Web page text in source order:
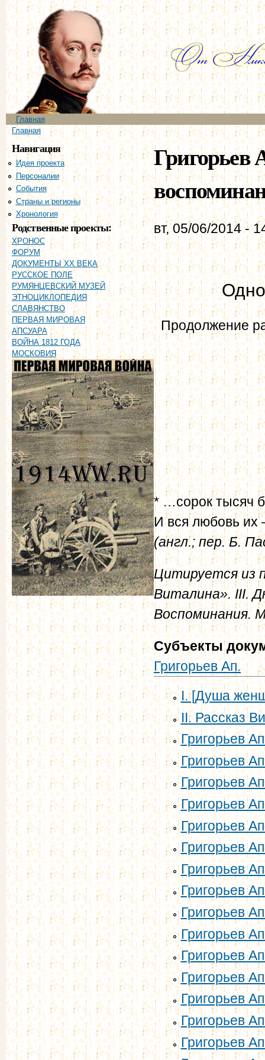
Главное меню
Главная
Вы здесь
Главная
Навигация
Идея проекта
Персоналии
События
Страны и регионы
Хронология
Родственные проекты:
ХРОНОС
ФОРУМ
ДОКУМЕНТЫ XX ВЕКА
РУССКОЕ ПОЛЕ
РУМЯНЦЕВСКИЙ МУЗЕЙ
ЭТНОЦИКЛОПЕДИЯ
СЛАВЯНСТВО
ПЕРВАЯ МИРОВАЯ
АПСУАРА
ВОЙНА 1812 ГОДА
МОСКОВИЯ
Григорьев
вт, 05/06/2014 -
Продолжение
* …сорок тысяч
И вся любовь
(англ.; пер. Б.
Цитируется из
Виталина». III.
Воспоминания.
Субъекты
Григорьев Ап.
I. [Душа
II. Рассказ
Григорьев
Григорьев
Григорьев
Григорьев
Григорьев
Григорьев
Григорьев
Григорьев
Григорьев
Григорьев
Григорьев
Григорьев
Григорьев
Григорьев
Григорьев